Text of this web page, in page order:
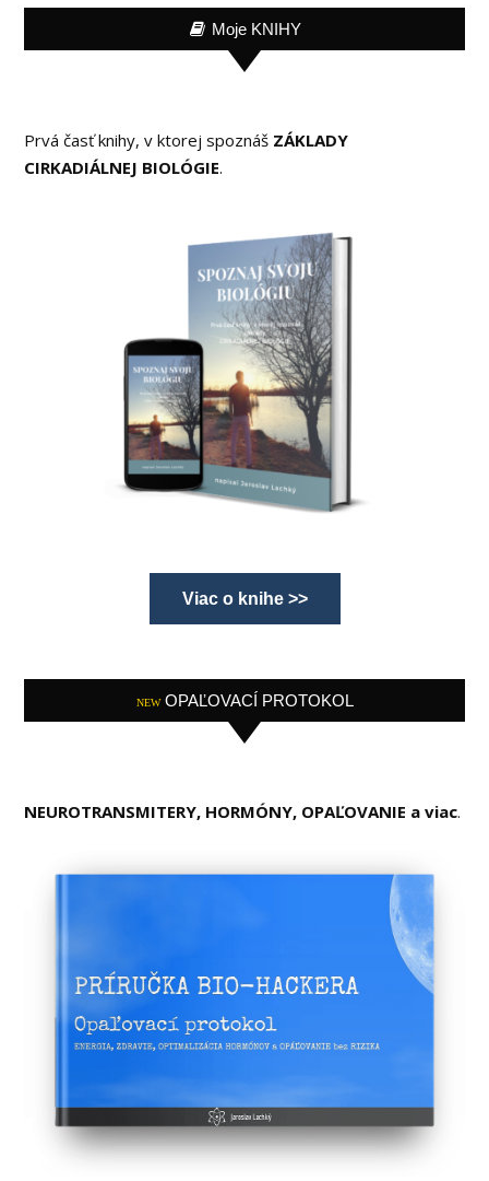
Moje KNIHY
Prvá časť knihy, v ktorej spoznáš ZÁKLADY
CIRKADIÁLNEJ BIOLÓGIE.
Viac o knihe >>
NEW OPAĽOVACÍ PROTOKOL
NEUROTRANSMITERY, HORMÓNY, OPAĽOVANIE a viac.